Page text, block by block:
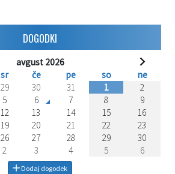
DOGODKI
avgust 2026
sr če pe so
ne
29 30 31 1
2
5 6 7 8
9
12 13 14 15
16
19 20 21 22
23
26 27 28 29
30
2 3 4 5 6
Dodaj dogodek